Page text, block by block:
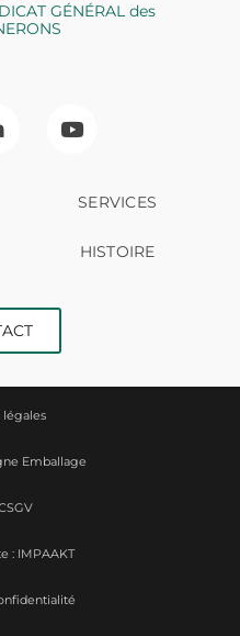
GÉNÉRAL des
SERVICES
HISTOIRE
légales
Emballage
: IMPAAKT